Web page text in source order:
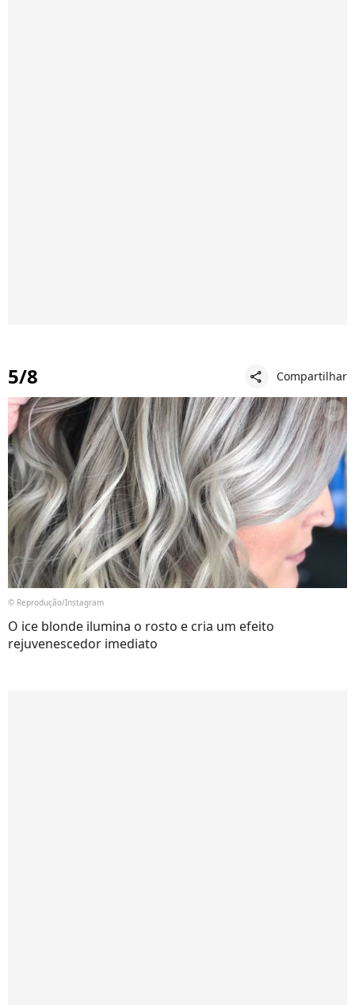
5/8 share Compartilhar
© Reprodução/Instagram
O ice blonde ilumina o rosto e cria um efeito
rejuvenescedor imediato